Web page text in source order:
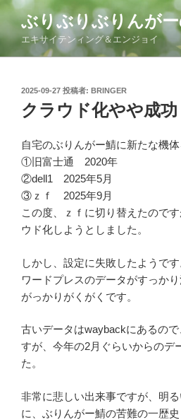
テ
ン
ぶりぶりぶりんが
エキサイテンィング＆エンジョイ
投
日:
2025-09-27 投稿者: BRINGER
クラウド化やや成功
自宅のぶりんがー鯖に新たな機体
①旧富士通 2020年
②dell1 2025年5月
③ｚｆ 2025年9月
この度、ｚｆに切り替えたので
ウド化しようとしました。
しかし、設定に失敗したようです
ワードプレスのデータがすっかり
がっかりがくがくです。
古いデータはwaybackにあるの
すが、今年の2月ぐらいからのデ
た。
非常に悲しい出来事ですが、明
に、ぶりんがー鯖の苦難の一歴